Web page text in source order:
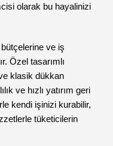
olarak bu hayalinizi
ve iş
Özel tasarımlı
klasik dükkan
ve hızlı yatırım geri
kendi işinizi kurabilir,
tüketicilerin